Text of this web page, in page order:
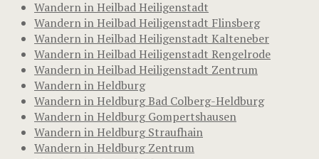
Wandern in Heilbad Heiligenstadt
Wandern in Heilbad Heiligenstadt Flinsberg
Wandern in Heilbad Heiligenstadt Kalteneber
Wandern in Heilbad Heiligenstadt Rengelrode
Wandern in Heilbad Heiligenstadt Zentrum
Wandern in Heldburg
Wandern in Heldburg Bad Colberg-Heldburg
Wandern in Heldburg Gompertshausen
Wandern in Heldburg Straufhain
Wandern in Heldburg Zentrum